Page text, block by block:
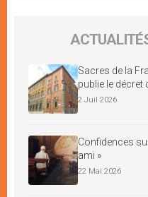
Sacres de la
publie le
2 Juil 2026
Confidences
ami »
22 Mai 2026